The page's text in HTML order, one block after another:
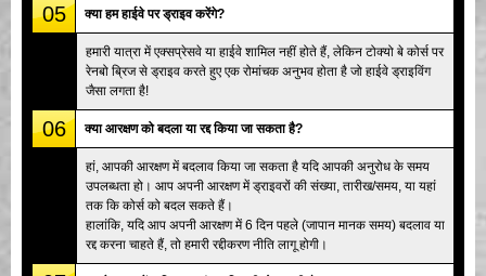
05 क्या हम हाईवे पर ड्राइव करेंगे?
हमारी यात्रा में एक्सप्रेसवे या हाईवे शामिल नहीं होते हैं, लेकिन टोक्यो बे कोर्स पर
रेनबो ब्रिज से ड्राइव करते हुए एक रोमांचक अनुभव होता है जो हाईवे ड्राइविंग
जैसा लगता है!
06 क्या आरक्षण को बदला या रद्द किया जा सकता है?
हां, आपकी आरक्षण में बदलाव किया जा सकता है यदि आपकी अनुरोध के समय
उपलब्धता हो। आप अपनी आरक्षण में ड्राइवरों की संख्या, तारीख/समय, या यहां
तक कि कोर्स को बदल सकते हैं।
हालांकि, यदि आप अपनी आरक्षण में 6 दिन पहले (जापान मानक समय) बदलाव या
रद्द करना चाहते हैं, तो हमारी रद्दीकरण नीति लागू होगी।